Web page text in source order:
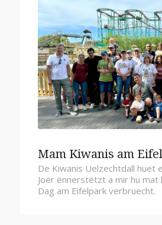
Mam Kiwanis am
De Kiwanis Uelzechtdall huet
Joër ënnerstëtzt a mir hu
Dag am Eifelpark verbruecht.